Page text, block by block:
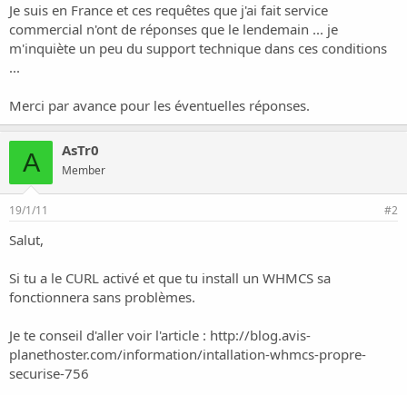
Je suis en France et ces requêtes que j'ai fait service
commercial n'ont de réponses que le lendemain ... je
m'inquiète un peu du support technique dans ces conditions
...
Merci par avance pour les éventuelles réponses.
A AsTr0
Member
19/1/11 #2
Salut,
Si tu a le CURL activé et que tu install un WHMCS sa
fonctionnera sans problèmes.
Je te conseil d'aller voir l'article : http://blog.avis-
planethoster.com/information/intallation-whmcs-propre-
securise-756